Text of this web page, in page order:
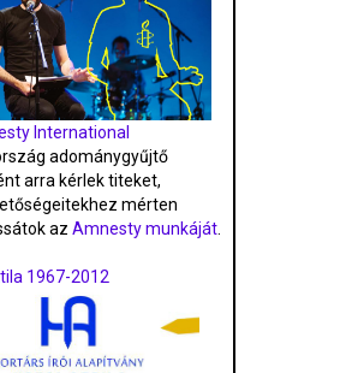
International
adománygyűjtő
arra kérlek titeket,
mérten
az Amnesty munkáját.
1967-2012